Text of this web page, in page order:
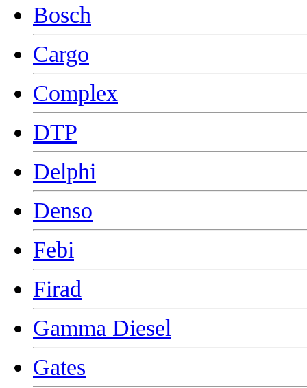
Bosch
Cargo
Complex
DTP
Delphi
Denso
Febi
Firad
Gamma Diesel
Gates